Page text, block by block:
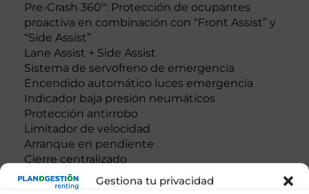
Gestiona tu privacidad
Pre-Crash 360º: Protección de ocupantes
proactiva en combinación con “Front Assist” y
“Side Assist”
Lane Assist + Side Assist
Sistema de servofreno de emergencia
Encendido automático luces emergencia
Indicador baja presión neumáticos
Protección antirrobo
Limitador de velocidad
Arranque en pendiente
Cierre centralizado
Control frenada en curva
Resultado de pruebas de impacto